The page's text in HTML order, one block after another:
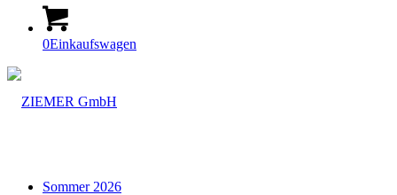
0Einkaufswagen
Sommer 2026